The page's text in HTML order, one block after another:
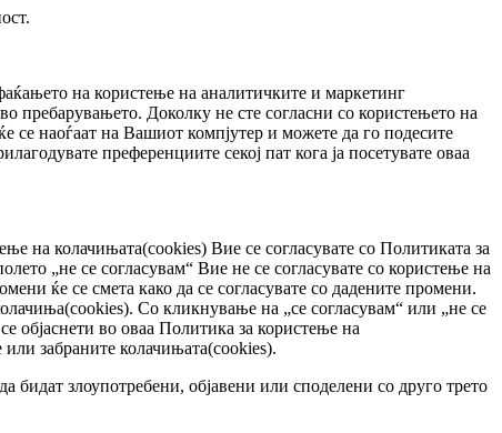
на користење на аналитичките и маркетинг
пребарувањето. Доколку не сте согласни со користењето на
наоѓаат на Вашиот компјутер и можете да го подесите
преференциите секој пат кога ја посетувате оваа
на колачињата(cookies) Вие се согласувате со Политиката за
„не се согласувам“ Вие не се согласувате со користење на
ќе се смета како да се согласувате со дадените промени.
Со кликнување на „се согласувам“ или „не се
објаснети во оваа Политика за користење на
забраните колачињата(cookies).
злоупотребени, објавени или споделени со друго трето